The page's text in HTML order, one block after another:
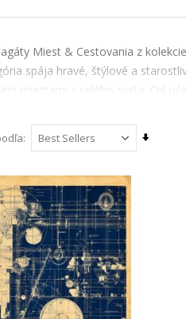
Miest & Cestovania z
spája hravé, štýlové a
miestami z celého sveta. Od
detaily, každý plagát je vytvorený
spálne, kancelárie, chodby a
každodenné priestory
Nastaviť